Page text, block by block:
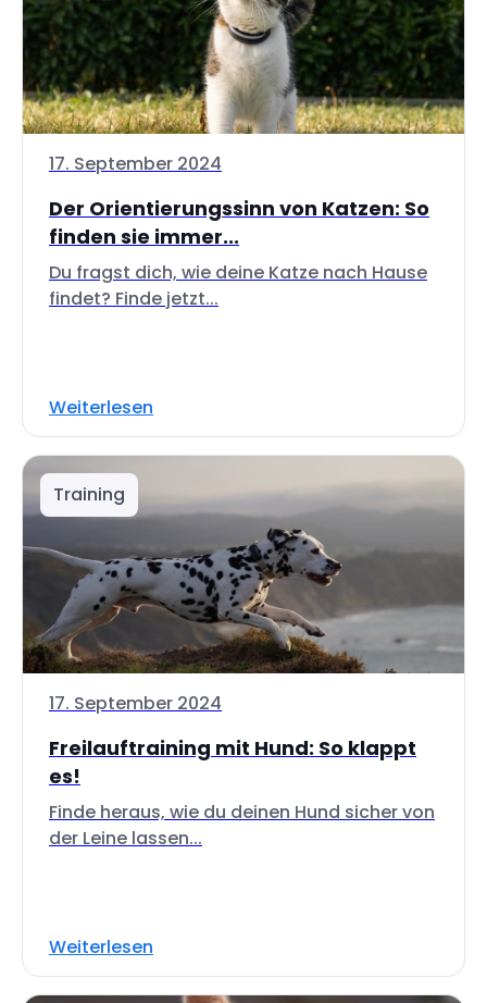
17. September 2024
Der Orientierungssinn von Katzen: So
finden sie immer...
Du fragst dich, wie deine Katze nach Hause
findet? Finde jetzt...
Weiterlesen
Training
17. September 2024
Freilauftraining mit Hund: So klappt
es!
Finde heraus, wie du deinen Hund sicher von
der Leine lassen...
Weiterlesen